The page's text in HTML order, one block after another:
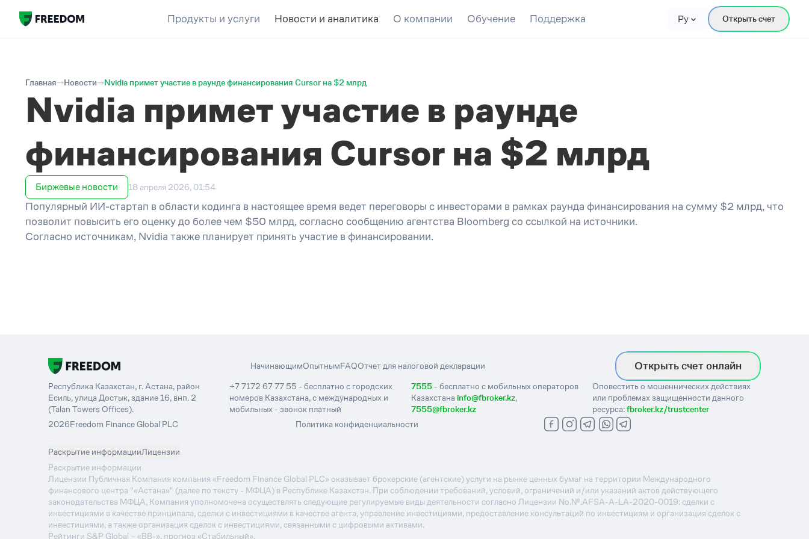
Продукты и услуги Новости и аналитика О компании Обучение Поддержка Ру Открыть счет
Главная Новости Nvidia примет участие в раунде финансирования Cursor на $2 млрд
Nvidia примет участие в раунде
финансирования Cursor на $2 млрд
Биржевые новости 18 апреля 2026, 01:54
Популярный ИИ-стартап в области кодинга в настоящее время ведет переговоры с инвесторами в рамках раунда финансирования на сумму $2 млрд, что
позволит повысить его оценку до более чем $50 млрд, согласно сообщению агентства Bloomberg со ссылкой на источники.
Согласно источникам, Nvidia также планирует принять участие в финансировании.
НачинающимОпытнымFAQОтчет для налоговой декларации Открыть счет онлайн
Республика Казахстан, г. Астана, район
Есиль, улица Достык, здание 16, внп. 2
(Talan Towers Offices).
+7 7172 67 77 55 - бесплатно с городских
номеров Казахстана, с международных и
мобильных - звонок платный
7555- бесплатно с мобильных операторов
Казахстанаinfo@fbroker.kz,
7555@fbroker.kz
Оповестить о мошеннических действиях
или проблемах защищенности данного
ресурса:fbroker.kz/trustcenter
2026Freedom Finance Global PLC
Политика конфиденциальности
Раскрытие информацииЛицензии
Раскрытие информации
Лицензии Публичная Компания компания «Freedom Finance Global PLC» оказывает брокерские (агентские) услуги на рынке ценных бумаг на территории Международного
финансового центра "«Астана»" (далее по тексту - МФЦА) в Республике Казахстан. При соблюдении требований, условий, ограничений и/или указаний актов действующего
законодательства МФЦА, Компания уполномочена осуществлять следующие регулируемые виды деятельности согласно Лицензии No.№.AFSA-A-LA-2020-0019: сделки с
инвестициями в качестве принципала, сделки с инвестициями в качестве агента, управление инвестициями, предоставление консультаций по инвестициям и организация сделок с
инвестициями, а также организация сделок с инвестициями, связанными с цифровыми активами.
Рейтинги S&P Global – «BB-», прогноз «Стабильный».